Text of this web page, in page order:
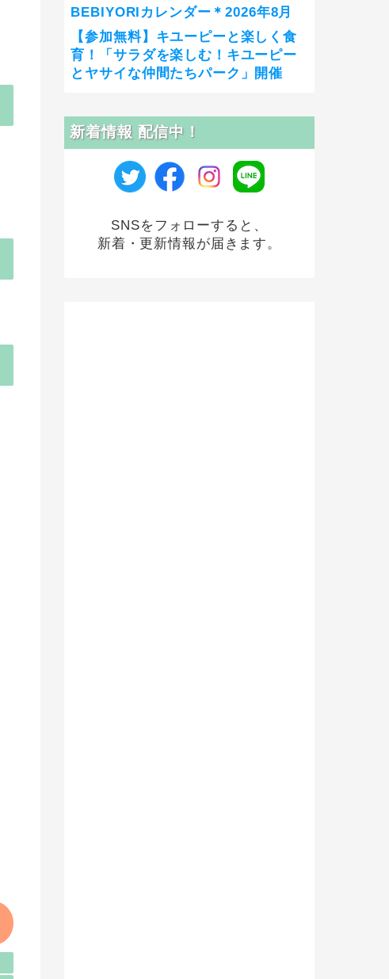
BEBIYORIカレンダー＊2026年8月
【参加無料】キユーピーと楽しく食
育！「サラダを楽しむ！キユーピー
とヤサイな仲間たちパーク」開催
新着情報 配信中！
SNSをフォローすると、
新着・更新情報が届きます。